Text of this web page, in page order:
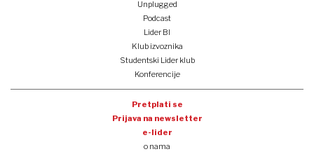
Unplugged
Podcast
Lider BI
Klub izvoznika
Studentski Lider klub
Konferencije
Pretplati se
Prijava na newsletter
e-lider
o nama